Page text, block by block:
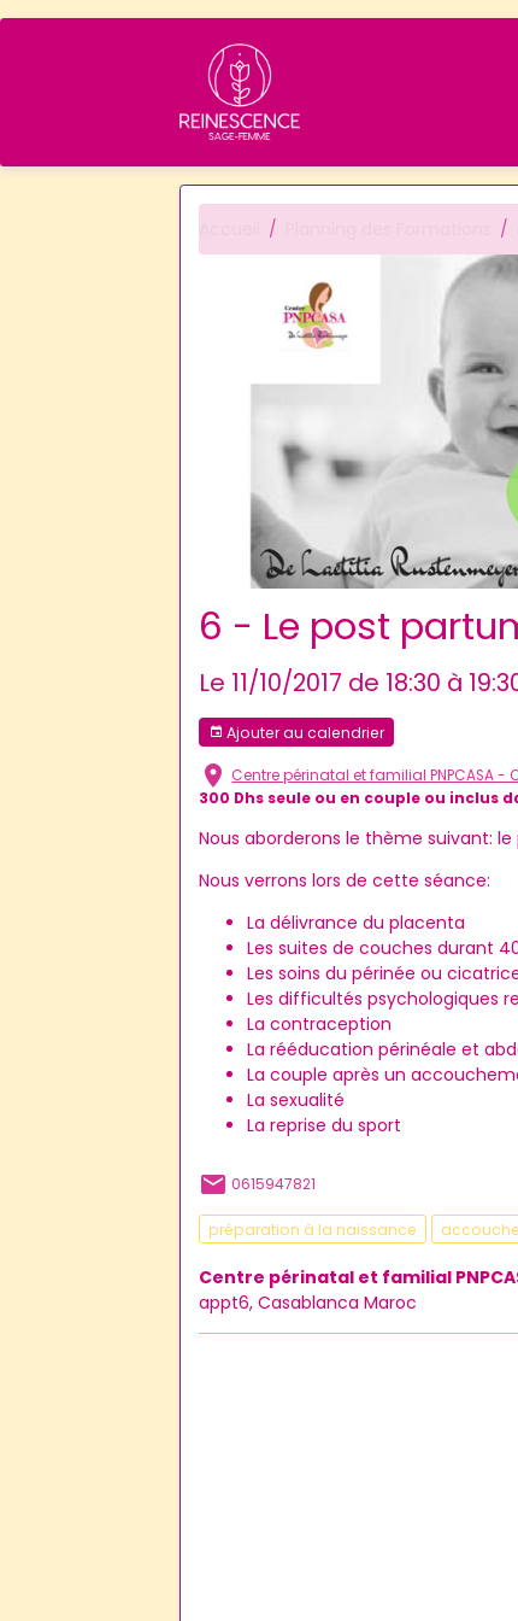
6 - Le post
Le 11/10/2017 de 18:30 à
Ajouter au calendrier
Centre périnatal et familial PNPCASA
300 Dhs seule ou en couple ou inclus
Nous aborderons le thème suivant:
Nous verrons lors de cette séance:
La délivrance du placenta
Les suites de couches durant
Les soins du périnée ou
Les difficultés psychologiques
La contraception
La rééducation périnéale et
La couple après un
La sexualité
La reprise du sport
0615947821
préparation à la naissance
Centre périnatal et familial
appt6, Casablanca Maroc